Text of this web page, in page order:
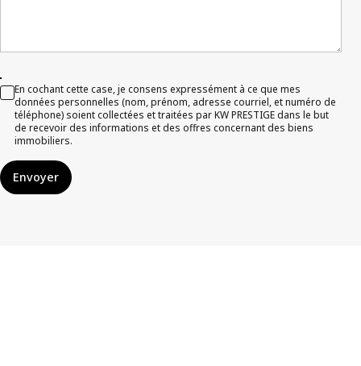
En cochant cette case, je consens expressément à ce que mes
données personnelles (nom, prénom, adresse courriel, et numéro de
téléphone) soient collectées et traitées par KW PRESTIGE dans le but
de recevoir des informations et des offres concernant des biens
immobiliers.
Envoyer